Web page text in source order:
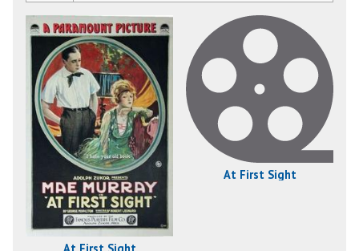
At First Sight
At First Sight